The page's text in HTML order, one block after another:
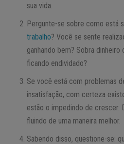
sua vida.
Pergunte-se sobre como está
trabalho? Você se sente
ganhando bem? Sobra
ficando endividado?
Se você está com problemas
insatisfação, com certeza
estão o impedindo de crescer.
fluindo de uma maneira melhor.
Sabendo disso, questione-se: